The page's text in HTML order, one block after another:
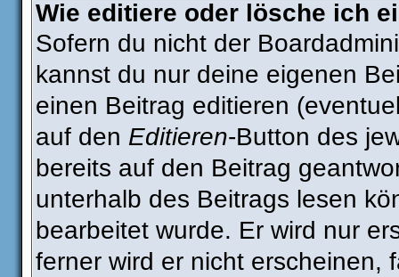
Wie editiere oder lösche ich
Sofern du nicht der
kannst du nur deine eigenen
einen Beitrag editieren
auf den Editieren-Button des
bereits auf den Beitrag
unterhalb des Beitrags lesen
bearbeitet wurde. Er wird nur
ferner wird er nicht erscheinen,